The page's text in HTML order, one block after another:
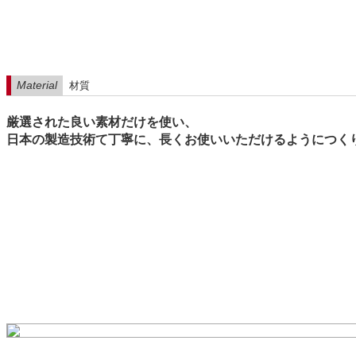
Material 材質
厳選された良い素材だけを使い、
日本の製造技術て丁寧に、長くお使いいただけるようにつく